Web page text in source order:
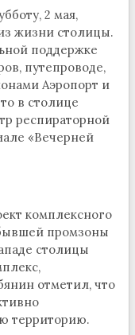
2 мая,
жизни столицы.
поддержке
путепроводе,
Аэропорт и
в столице
респираторной
«Вечерней
комплексного
промзоны
столицы
отметил, что
территорию.